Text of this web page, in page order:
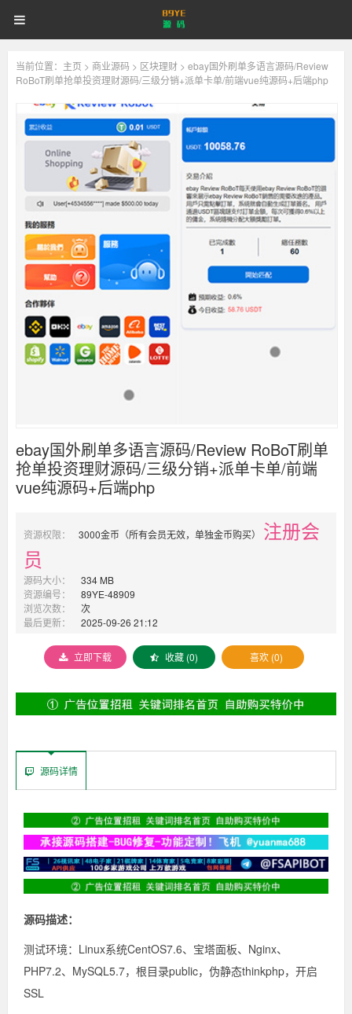
89YE
源
码
89YE 首页
商业源码 破解软件 视频教程
当前位置： 主页 > 商业源码 > 区块理财 > ebay国外刷单多语言源码/Review
RoBoT刷单抢单投资理财源码/三级分销+派单卡单/前端vue纯源码+后端php
ebay国外刷单多语言源码/Review RoBoT刷单
抢单投资理财源码/三级分销+派单卡单/前端
vue纯源码+后端php
资源权限： 3000金币（所有会员无效，单独金币购买） 注册会
员
源码大小：
334 MB
资源编号：
89YE-48909
浏览次数：
次
最后更新：
2025-09-26 21:12
立即下载 收藏 (0) 喜欢 (0)
源码详情
源码描述：
测试环境：Linux系统CentOS7.6、宝塔面板、Nginx、
PHP7.2、MySQL5.7，根目录public，伪静态thinkphp，开启
SSL